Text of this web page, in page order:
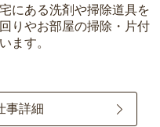
にある洗剤や掃除道具を
りやお部屋の掃除・片付
ます。
事詳細